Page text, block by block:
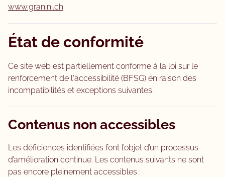
www.granini.ch.
État de conformité
Ce site web est partiellement conforme à la loi sur le
renforcement de l'accessibilité (BFSG) en raison des
incompatibilités et exceptions suivantes.
Contenus non accessibles
Les déficiences identifiées font l’objet d’un processus
d’amélioration continue. Les contenus suivants ne sont
pas encore pleinement accessibles :